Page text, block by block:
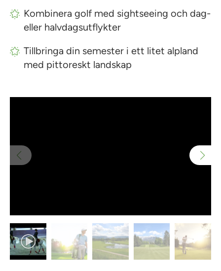
Kombinera golf med sightseeing och dag-
eller halvdagsutflykter
Tillbringa din semester i ett litet alpland
med pittoreskt landskap